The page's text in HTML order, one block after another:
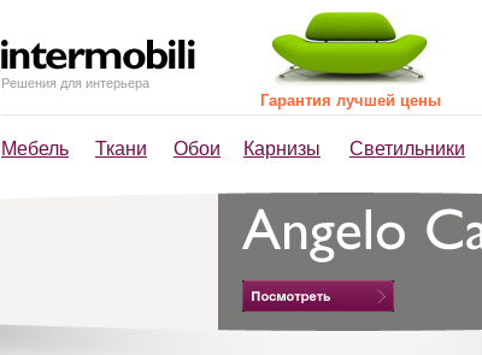
Решения для интерьера
Мебель Ткани Обои Карнизы Светильники
Гарантия лучшей цены